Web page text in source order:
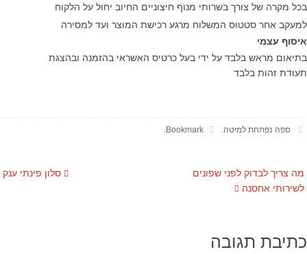
בכל מקרה של צורך בשרותי מנוף חיצוניים החיוב יחול על הלקוח
למעקב אחר סטטוס המשלוח מרגע רכישת המוצר ועד למסירה
איסוף עצמי
בתיאום מראש בלבד על ידי בעל כרטיס האשראי בהזמנה ובהצגת
תעודת זהות בלבד
ספה נפתחת למיטה Bookmark
סלון פינתי ענק
מה צריך לבדוק לפני שפונים
לשירותי אחסנה
כתיבת תגובה